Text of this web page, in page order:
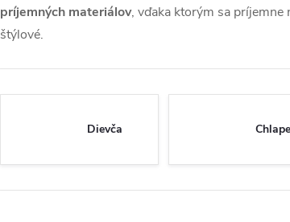
príjemných materiálov, vďaka ktorým sa príjemne
štýlové.
Dievča